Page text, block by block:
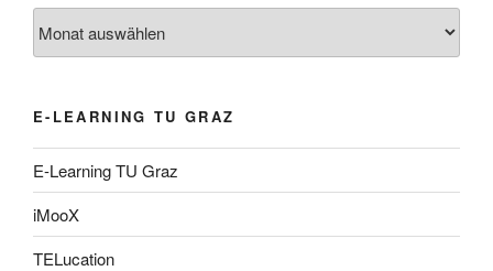
E-LEARNING TU GRAZ
E-Learning TU Graz
iMooX
TELucation